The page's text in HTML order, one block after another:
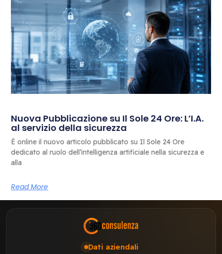
Nuova Pubblicazione su Il Sole 24 Ore: L’I.A.
al servizio della sicurezza
È online il nuovo articolo pubblicato su Il Sole 24 Ore
dedicato al ruolo dell’intelligenza artificiale nella sicurezza e
alla
Read More
Dati aziendali